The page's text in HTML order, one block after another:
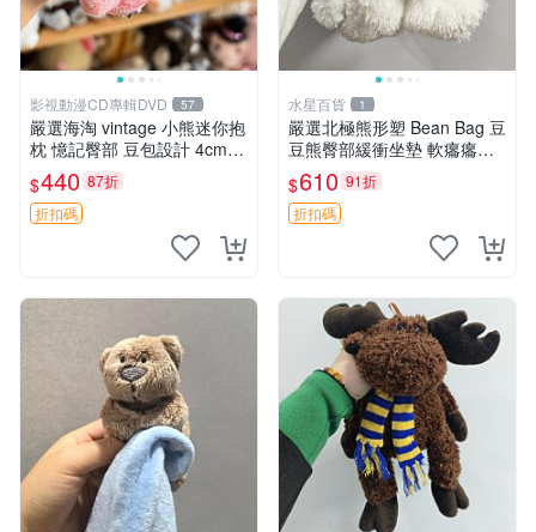
影視動漫CD專輯DVD 57
嚴選海淘 vintage 小熊迷你抱
枕 憶記臀部 豆包設計 4cm
高 推薦收藏 迷你豆包小熊、
高臀部、豆袋抱枕
$440 87折
折扣碼
水星百貨 1
嚴選北極熊形塑 Bean Bag 豆
豆熊臀部緩衝坐墊 軟癟癟舒
壓設計 保暖又實用 適合久坐
放松 推薦居家使用 RUSS系
列 豆豆熊屁屁坐墊 3D顆粒結
$610 91折
折扣碼